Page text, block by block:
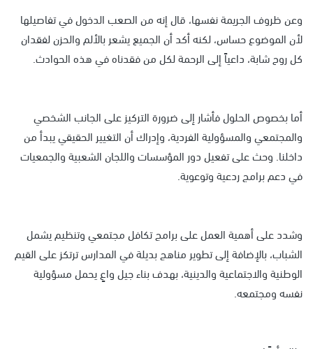
وعن ظروف الجريمة نفسها، قال إنه من الصعب الدخول في تفاصيلها
لأن الموضوع حساس، لكنه أكد أن الجميع يشعر بالألم والحزن لفقدان
كل روح شابة، داعياً إلى الرحمة لكل من فقدناه في هذه الحوادث.
أما بخصوص الحلول فأشار إلى ضرورة التركيز على الجانب الشخصي
والمجتمعي والمسؤولية الفردية، وإدراك أن التغيير الحقيقي يبدأ من
داخلنا. وحث على تفعيل دور المؤسسات واللجان الشعبية والجمعيات
في دعم برامج ردعية وتوعوية.
وشدد على أهمية العمل على برامج تكافل مجتمعي وتنظيم يشمل
الشباب، بالإضافة إلى تطوير مناهج بديلة في المدارس ترتكز على القيم
الوطنية والاجتماعية والدينية، بهدف بناء جيل واعٍ يحمل مسؤولية
نفسه ومجتمعه.